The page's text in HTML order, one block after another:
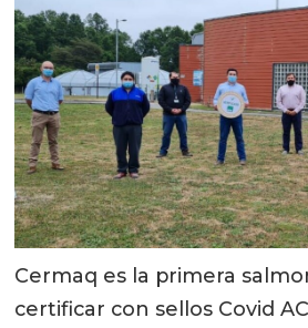
Cermaq es la primera
certificar con sellos Covid